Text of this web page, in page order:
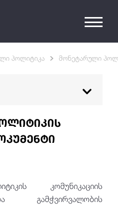
პოლიტიკა მონეტარული
კომიტეტი
კომუნიკაციის
გამჭვირვალობის